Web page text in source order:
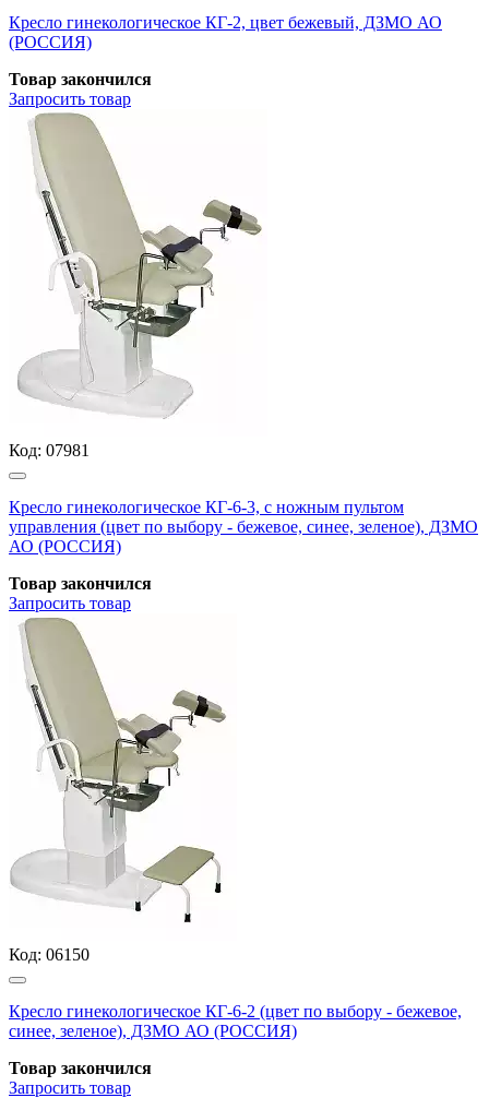
Кресло гинекологическое КГ-2, цвет бежевый, ДЗМО АО
(РОССИЯ)
Товар закончился
Запросить товар
Код: 07981
Кресло гинекологическое КГ-6-3, с ножным пультом
управления (цвет по выбору - бежевое, синее, зеленое), ДЗМО
АО (РОССИЯ)
Товар закончился
Запросить товар
Код: 06150
Кресло гинекологическое КГ-6-2 (цвет по выбору - бежевое,
синее, зеленое), ДЗМО АО (РОССИЯ)
Товар закончился
Запросить товар